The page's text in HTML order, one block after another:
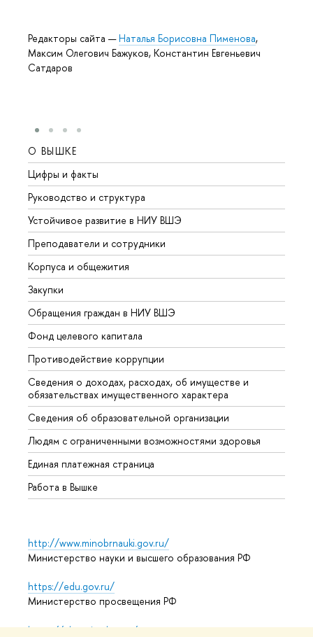
Редакторы сайта —Наталья Борисовна Пименова,
Максим Олегович Бажуков, Константин Евгеньевич
Сатдаров
О ВЫШКЕ
Цифры и факты
Руководство и структура
Устойчивое развитие в НИУ ВШЭ
Преподаватели и сотрудники
Корпуса и общежития
Закупки
Обращения граждан в НИУ ВШЭ
Фонд целевого капитала
Противодействие коррупции
Сведения о доходах, расходах, об имуществе и
обязательствах имущественного характера
Сведения об образовательной организации
Людям с ограниченными возможностями здоровья
Единая платежная страница
Работа в Вышке
http://www.minobrnauki.gov.ru/
Министерство науки и высшего образования РФ
https://edu.gov.ru/
Министерство просвещения РФ
https://elearning.hse.ru/mooc